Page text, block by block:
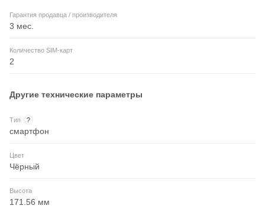
Гарантия продавца / производителя
3 мес.
Количество SIM-карт
2
Другие технические параметры
Тип ?
смартфон
Цвет
Чёрный
Высота
171.56 мм